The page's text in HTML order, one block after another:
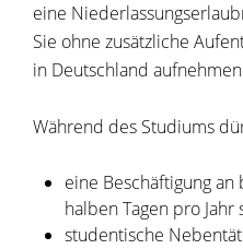
eine
Sie ohne zusätzliche
in Deutschland
Während des Studiums
eine Beschäftigung
halben Tagen pro Jahr
studentische